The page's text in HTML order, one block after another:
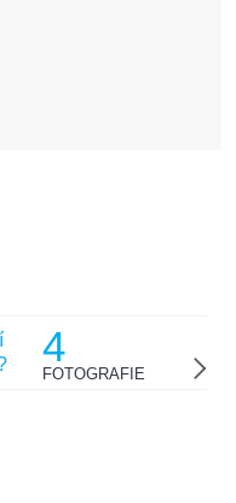
4
FOTOGRAFIE